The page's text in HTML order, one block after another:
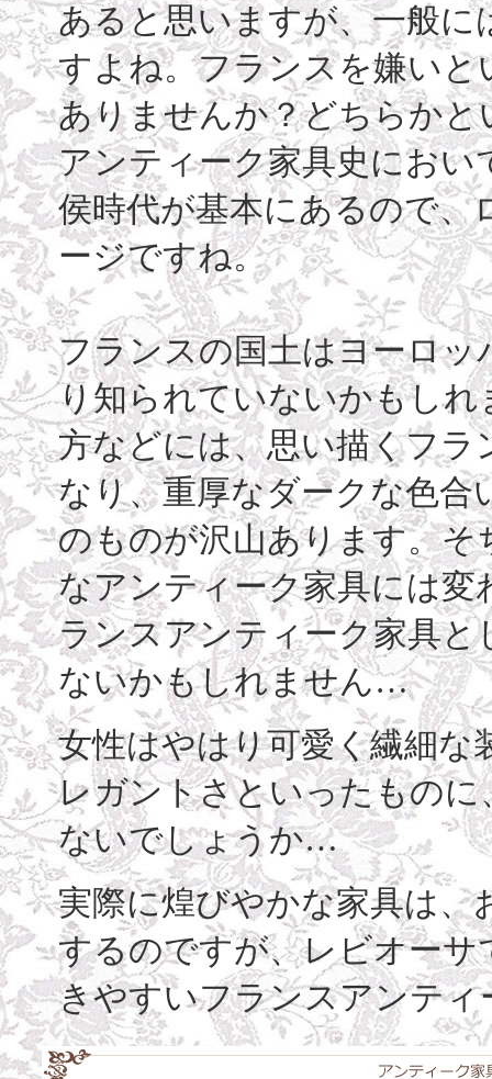
あると思いますが、一般
すよね。フランスを嫌い
ありませんか？どちらか
アンティーク家具史にお
侯時代が基本にあるので
ージですね。
フランスの国土はヨーロ
り知られていないかもし
方などには、思い描くフ
なり、重厚なダークな色合
のものが沢山あります。
なアンティーク家具には
ランスアンティーク家具
ないかもしれません…
女性はやはり可愛く繊細な
レガントさといったもの
ないでしょうか…
実際に煌びやかな家具は
するのですが、レビオー
きやすいフランスアンテ